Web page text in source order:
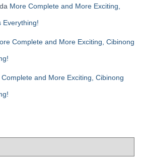
More Complete and More Exciting,
Everything!
Complete and More Exciting, Cibinong
Complete and More Exciting, Cibinong